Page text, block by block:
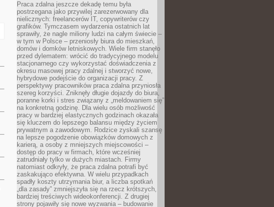
Praca zdalna jeszcze dekadę temu była
postrzegana jako przywilej zarezerwowany dla
nielicznych: freelancerów IT, copywriterów czy
grafików. Tymczasem wydarzenia ostatnich lat
sprawiły, że nagle miliony ludzi na całym świecie –
w tym w Polsce – przeniosły biura do mieszkań,
domów i domków letniskowych. Wiele firm stanęło
przed dylematem: wrócić do tradycyjnego modelu
stacjonarnego czy wykorzystać doświadczenia z
okresu masowej pracy zdalnej i stworzyć nowe,
hybrydowe podejście do organizacji pracy. Z
perspektywy pracowników praca zdalna przyniosła
szereg korzyści. Zniknęły długie dojazdy do biura,
poranne korki i stres związany z „meldowaniem się”
na konkretną godzinę. Dla wielu osób możliwość
pracy w bardziej elastycznych godzinach okazała
się kluczem do lepszego balansu między życiem
prywatnym a zawodowym. Rodzice zyskali szansę
na lepsze pogodzenie obowiązków domowych z
karierą, a osoby z mniejszych miejscowości –
dostęp do pracy w firmach, które wcześniej
zatrudniały tylko w dużych miastach. Firmy
natomiast odkryły, że praca zdalna potrafi być
zaskakująco efektywna. W wielu przypadkach
spadły koszty utrzymania biur, a liczba spotkań
„dla zasady” zmniejszyła się na rzecz krótszych,
bardziej treściwych wideokonferencji. Z drugiej
strony pojawiły się nowe wyzwania – budowanie